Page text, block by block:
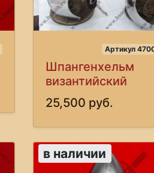
Артикул
Шпангенхельм
византийский
25,500 руб.
в наличии